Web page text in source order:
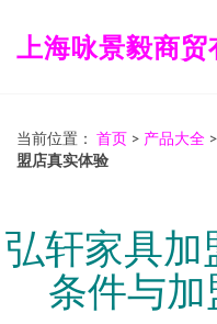
上海咏景毅商贸
当前位置： 首页 > 产品大全 >
盟店真实体验
弘轩家具加
条件与